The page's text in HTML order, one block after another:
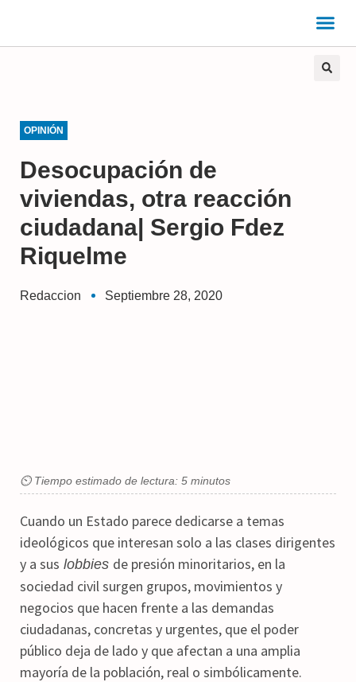
OPINIÓN
Desocupación de
viviendas, otra reacción
ciudadana| Sergio Fdez
Riquelme
Redaccion Septiembre 28, 2020
⏲ Tiempo estimado de lectura: 5 minutos
Cuando un Estado parece dedicarse a temas
ideológicos que interesan solo a las clases dirigentes
y a sus lobbies de presión minoritarios, en la
sociedad civil surgen grupos, movimientos y
negocios que hacen frente a las demandas
ciudadanas, concretas y urgentes, que el poder
público deja de lado y que afectan a una amplia
mayoría de la población, real o simbólicamente.